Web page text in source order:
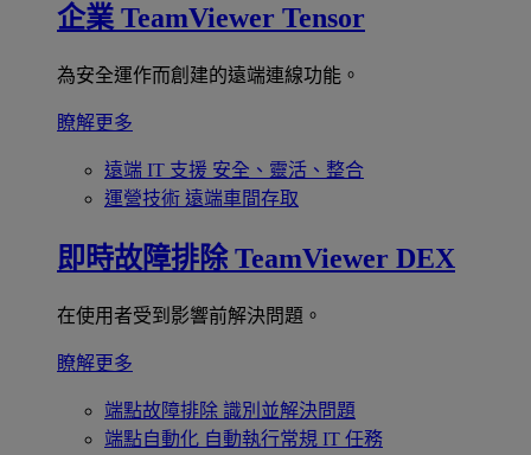
企業 TeamViewer Tensor
為安全運作而創建的遠端連線功能。
瞭解更多
遠端 IT 支援 安全、靈活、整合
運營技術 遠端車間存取
即時故障排除 TeamViewer DEX
在使用者受到影響前解決問題。
瞭解更多
端點故障排除 識別並解決問題
端點自動化 自動執行常規 IT 任務